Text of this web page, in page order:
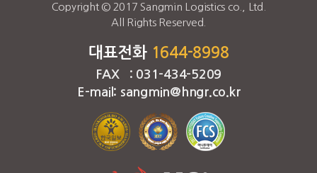
Copyright © 2017 Sangmin Logistics co., Ltd.
All Rights Reserved.
대표전화 1644-8998
FAX : 031-434-5209
E-mail: sangmin@hngr.co.kr